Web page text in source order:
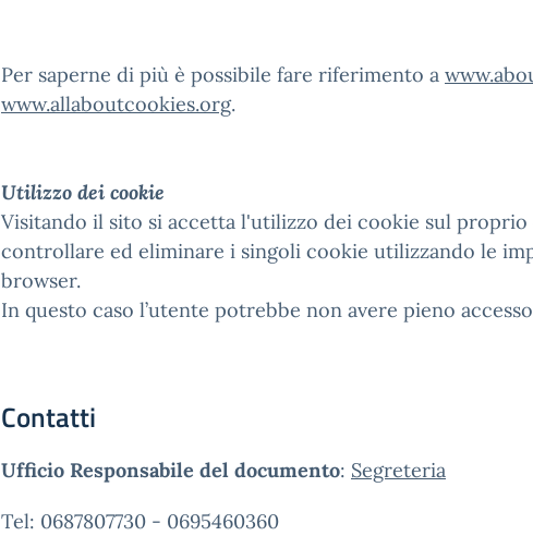
Per saperne di più è possibile fare riferimento a
www.allaboutcookies.org.
Utilizzo dei cookie
Visitando il sito si accetta l'utilizzo dei cookie sul proprio
controllare ed eliminare i singoli cookie utilizzando le
browser.
In questo caso l’utente potrebbe non avere pieno
Contatti
Ufficio Responsabile del documento: Segreteria
Tel: 0687807730 - 0695460360